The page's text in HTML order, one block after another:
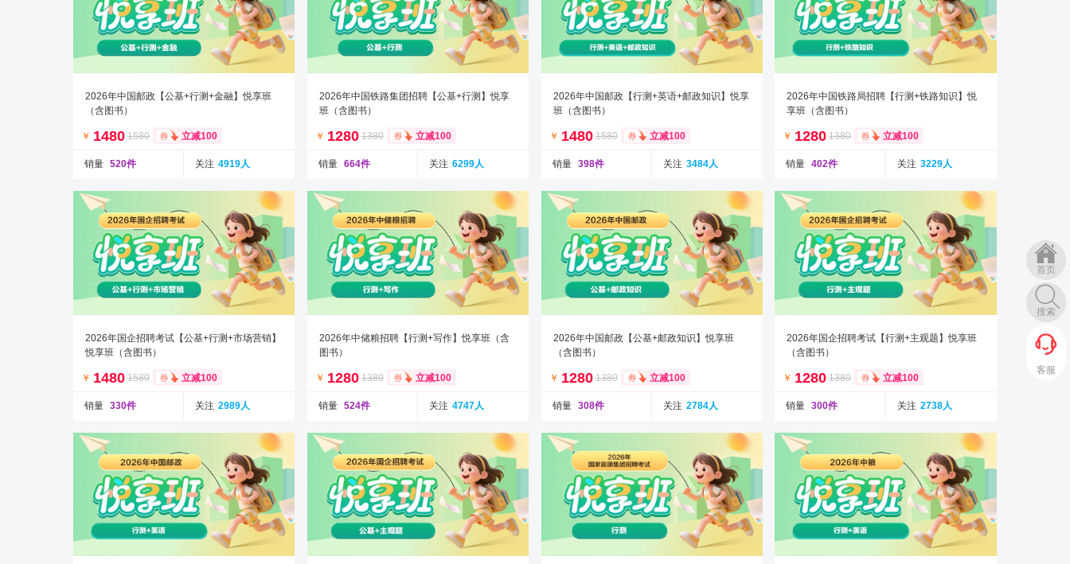
2026年中国邮政【公基+行测+金融】悦享班
（含图书）
￥ 1480 1580 立减100
销量 520件 关注 4919人
2026年中国铁路集团招聘【公基+行测】悦享
班（含图书）
￥ 1280 1380 立减100
销量 664件 关注 6299人
2026年中国邮政【行测+英语+邮政知识】悦享
班（含图书）
￥ 1480 1580 立减100
销量 398件 关注 3484人
2026年中国铁路局招聘【行测+铁路知识】悦
享班（含图书）
￥ 1280 1380 立减100
销量 402件 关注 3229人
2026年国企招聘考试【公基+行测+市场营销】
悦享班（含图书）
￥ 1480 1580 立减100
销量 330件 关注 2989人
2026年中储粮招聘【行测+写作】悦享班（含
图书）
￥ 1280 1380 立减100
销量 524件 关注 4747人
2026年中国邮政【公基+邮政知识】悦享班
（含图书）
￥ 1280 1380 立减100
销量 308件 关注 2784人
2026年国企招聘考试【行测+主观题】悦享班
（含图书）
￥ 1280 1380 立减100
销量 300件 关注 2738人
首页
搜索
客服